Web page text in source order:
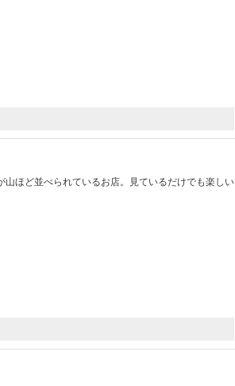
ほど並べられているお店。見ているだけでも楽しい